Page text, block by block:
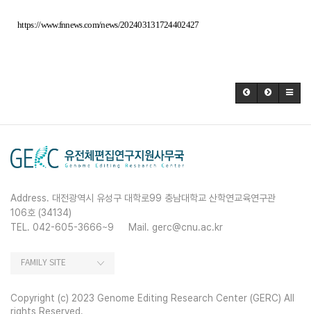
https://www.fnnews.com/news/202403131724402427
Address. 대전광역시 유성구 대학로99 충남대학교 산학연교육연구관
106호 (34134)
TEL. 042-605-3666~9
Mail. gerc@cnu.ac.kr
Copyright (c) 2023 Genome Editing Research Center (GERC) All
rights Reserved.